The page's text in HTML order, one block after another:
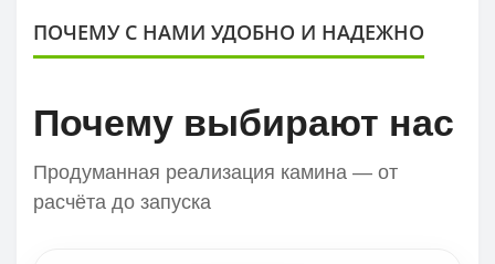
ПОЧЕМУ С НАМИ УДОБНО И НАДЕЖНО
Почему выбирают нас
Продуманная реализация камина — от
расчёта до запуска